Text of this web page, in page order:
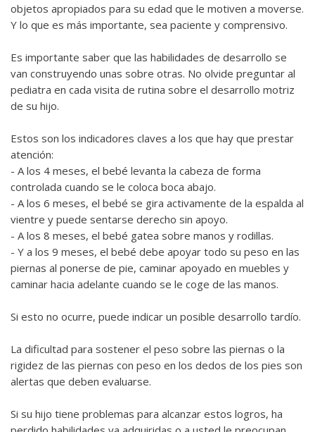
objetos apropiados para su edad que le motiven a moverse.
Y lo que es más importante, sea paciente y comprensivo.
Es importante saber que las habilidades de desarrollo se
van construyendo unas sobre otras. No olvide preguntar al
pediatra en cada visita de rutina sobre el desarrollo motriz
de su hijo.
Estos son los indicadores claves a los que hay que prestar
atención:
- A los 4 meses, el bebé levanta la cabeza de forma
controlada cuando se le coloca boca abajo.
- A los 6 meses, el bebé se gira activamente de la espalda al
vientre y puede sentarse derecho sin apoyo.
- A los 8 meses, el bebé gatea sobre manos y rodillas.
- Y a los 9 meses, el bebé debe apoyar todo su peso en las
piernas al ponerse de pie, caminar apoyado en muebles y
caminar hacia adelante cuando se le coge de las manos.
Si esto no ocurre, puede indicar un posible desarrollo tardío.
La dificultad para sostener el peso sobre las piernas o la
rigidez de las piernas con peso en los dedos de los pies son
alertas que deben evaluarse.
Si su hijo tiene problemas para alcanzar estos logros, ha